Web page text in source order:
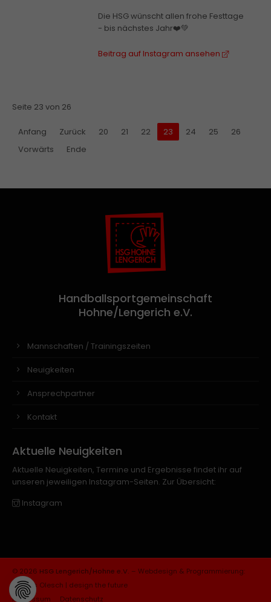
Die HSG wünscht allen frohe Festtage
- bis nächstes Jahr❤️💚
Beitrag auf Instagram ansehen
Seite 23 von 26
Anfang Zurück 20 21 22 23 24 25
26
Vorwärts
Ende
Handballsportgemeinschaft
Hohne/Lengerich e.V.
Mannschaften / Trainingszeiten
Neuigkeiten
Ansprechpartner
Kontakt
Aktuelle Neuigkeiten
Aktuelle Neuigkeiten, Termine und Ergebnisse findet ihr auf
unseren jeweiligen Instagram-Seiten. Zur Übersicht:
Instagram
© 2026 HSG Lengerich/Hohne e.V. – Webdesign & Programmierung:
Markus Olesch | design the future
Impressum
Datenschutz